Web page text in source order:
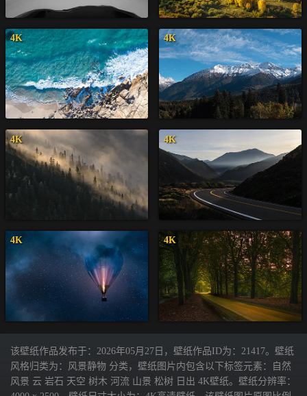
4K 4K
4K 4K
4K 4K
该壁纸作品发布于：2026年05月27日，壁纸作品ID为：21417。壁纸
风格归类为：风景静物 分类，壁纸图片内包含以下标签元素：自然
风景 云 岩石 天空 树木 河流 山景 松树 日出 4K壁纸。壁纸分辨率：